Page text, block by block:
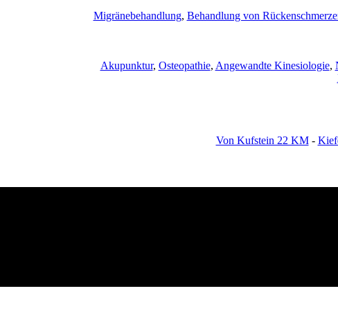
Migränebehandlung, Behandlung von
Akupunktur, Osteopathie, Angewandte Kinesiologie,
Von Kufstein 22 KM-